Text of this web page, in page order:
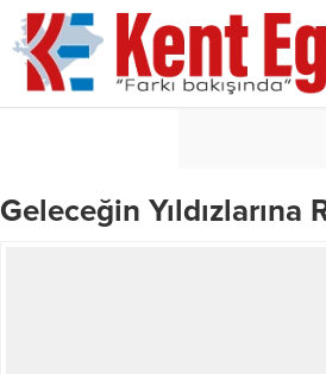
Geleceğin Yıldızlarına